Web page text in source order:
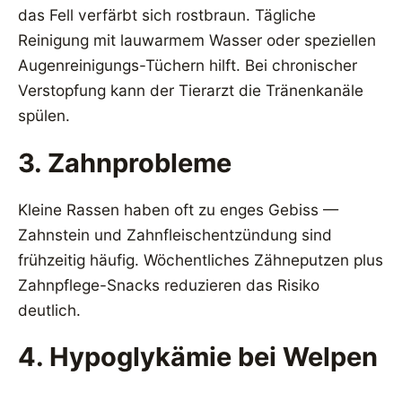
das Fell verfärbt sich rostbraun. Tägliche
Reinigung mit lauwarmem Wasser oder speziellen
Augenreinigungs-Tüchern hilft. Bei chronischer
Verstopfung kann der Tierarzt die Tränenkanäle
spülen.
3. Zahnprobleme
Kleine Rassen haben oft zu enges Gebiss —
Zahnstein und Zahnfleischentzündung sind
frühzeitig häufig. Wöchentliches Zähneputzen plus
Zahnpflege-Snacks reduzieren das Risiko
deutlich.
4. Hypoglykämie bei Welpen